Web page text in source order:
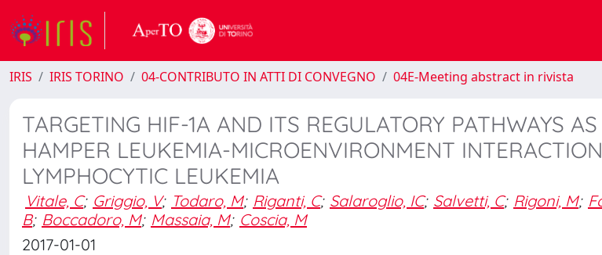
IRIS IRIS TORINO 04-CONTRIBUTO IN ATTI DI CONVEGNO 04E-Meeting abstract in rivista
TARGETING HIF-1A AND ITS REGULATORY PATHWAYS
HAMPER LEUKEMIA-MICROENVIRONMENT
LYMPHOCYTIC LEUKEMIA
Vitale, C; Griggio, V; Todaro, M; Riganti, C; Salaroglio, IC; Salvetti, C; Rigoni, M;
B; Boccadoro, M; Massaia, M; Coscia, M
2017-01-01